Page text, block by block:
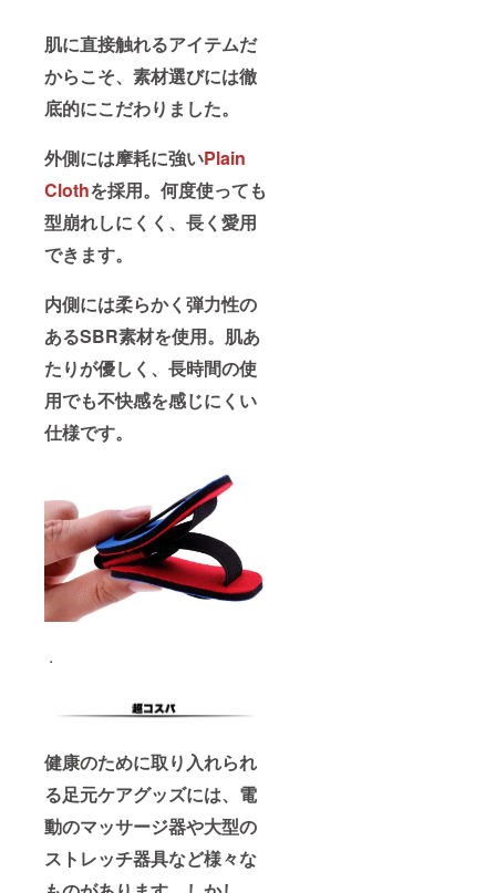
肌に直接触れるアイテムだ
からこそ、素材選びには徹
底的にこだわりました。
外側には摩耗に強いPlain
Clothを採用。何度使っても
型崩れしにくく、長く愛用
できます。
内側には柔らかく弾力性の
あるSBR素材を使用。肌あ
たりが優しく、長時間の使
用でも不快感を感じにくい
仕様です。
.
健康のために取り入れられ
る足元ケアグッズには、電
動のマッサージ器や大型の
ストレッチ器具など様々な